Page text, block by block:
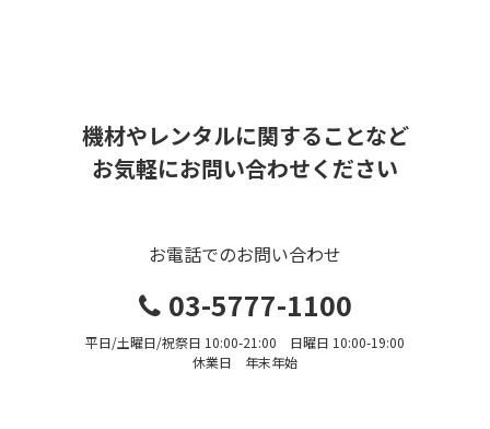
機材やレンタルに関することなど
お気軽にお問い合わせください
お電話でのお問い合わせ
03-5777-1100
平日/土曜日/祝祭日 10:00-21:00 日曜日 10:00-19:00
休業日 年末年始